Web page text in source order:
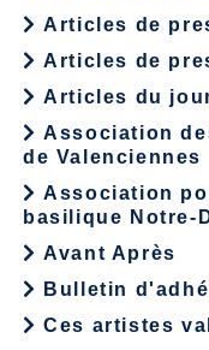
Articles de
Articles de
Articles du
Association
de Valenciennes
Association
basilique Notre-
Avant Après
Bulletin
Ces artistes